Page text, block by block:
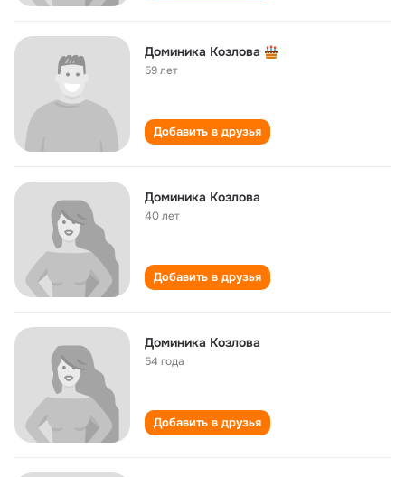
Доминика Козлова
59 лет
Добавить в друзья
Доминика Козлова
40 лет
Добавить в друзья
Доминика Козлова
54 года
Добавить в друзья